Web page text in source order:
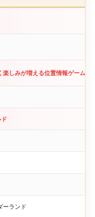
楽しみが増える位置情報ゲーム
ーランド